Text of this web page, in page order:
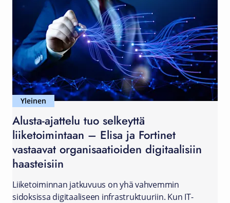
Yleinen
Alusta-ajattelu tuo selkeyttä
liiketoimintaan – Elisa ja Fortinet
vastaavat organisaatioiden digitaalisiin
haasteisiin
Liiketoiminnan jatkuvuus on yhä vahvemmin
sidoksissa digitaaliseen infrastruktuuriin. Kun IT-